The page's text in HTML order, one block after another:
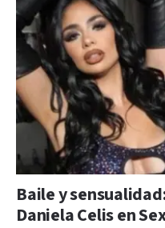
Baile y
Daniela Celis en